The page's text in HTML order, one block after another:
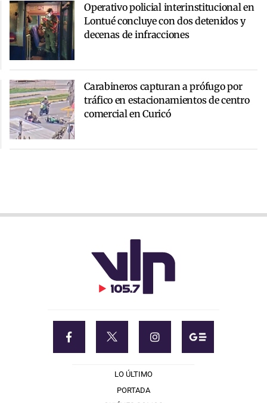
Operativo policial interinstitucional en
Lontué concluye con dos detenidos y
decenas de infracciones
Carabineros capturan a prófugo por
tráfico en estacionamientos de centro
comercial en Curicó
LO ÚLTIMO
PORTADA